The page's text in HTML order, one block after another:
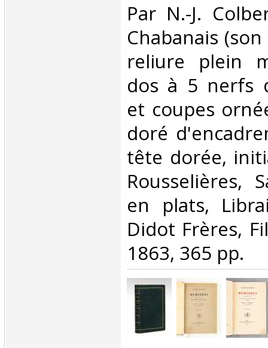
‎Par N.-J.
Chabanais
reliure plein
dos à 5 nerfs
et coupes
doré
tête dorée,
Rousselières,
en plats,
Didot Frères,
1863, 365 pp.‎